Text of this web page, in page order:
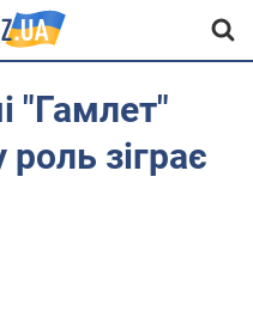
"Гамлет"
зіграє